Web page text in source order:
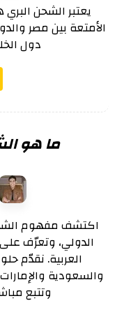
يعتبر الشحن
الأمتعة بين مصر
دول
ما هو
اكتشف مفهوم
الدولي، وتعرّف
العربية. نقدّم
والسعودية
وتتبع